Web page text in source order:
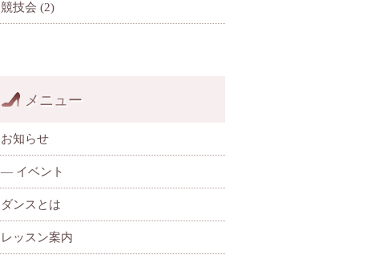
競技会 (2)
メニュー
お知らせ
— イベント
ダンスとは
レッスン案内